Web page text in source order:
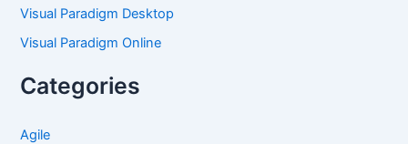
Visual Paradigm Desktop
Visual Paradigm Online
Categories
Agile